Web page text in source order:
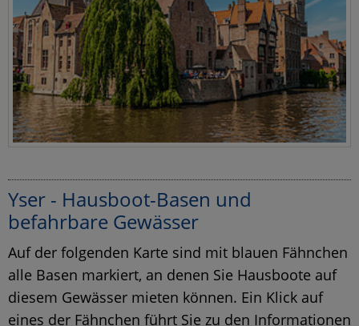
Yser - Hausboot-Basen und
befahrbare Gewässer
Auf der folgenden Karte sind mit blauen Fähnchen
alle Basen markiert, an denen Sie Hausboote auf
diesem Gewässer mieten können. Ein Klick auf
eines der Fähnchen führt Sie zu den Informationen